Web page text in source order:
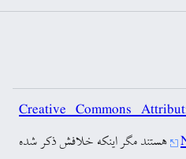
Creative Commons
هستند مگر اینکه خلافش ذکر شده